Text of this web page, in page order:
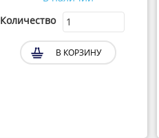
Количество
В КОРЗИНУ